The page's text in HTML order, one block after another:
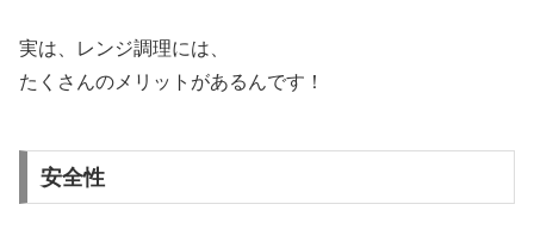
実は、レンジ調理には、
たくさんのメリットがあるんです！
安全性